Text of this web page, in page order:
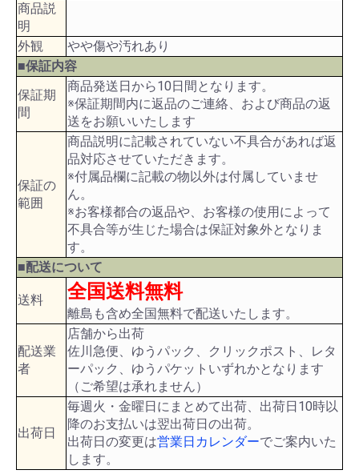
商品説
明
外観
やや傷や汚れあり
■保証内容
保証期
間
商品発送日から10日間となります。
※保証期間内に返品のご連絡、および商品の返
送をお願いいたします
保証の
範囲
商品説明に記載されていない不具合があれば返
品対応させていただきます。
※付属品欄に記載の物以外は付属していませ
ん。
※お客様都合の返品や、お客様の使用によって
不具合等が生じた場合は保証対象外となりま
す。
■配送について
送料 全国送料無料
離島も含め全国無料で配送いたします。
配送業
者
店舗から出荷
佐川急便、ゆうパック、クリックポスト、レタ
ーパック、ゆうパケットいずれかとなります
（ご希望は承れません）
出荷日
毎週火・金曜日にまとめて出荷、出荷日10時以
降のお支払いは翌出荷日の出荷。
出荷日の変更は営業日カレンダーでご案内いた
します。